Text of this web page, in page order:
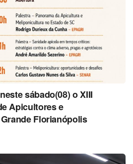
sábado(08) o XIII
Apicultores e
Florianópolis